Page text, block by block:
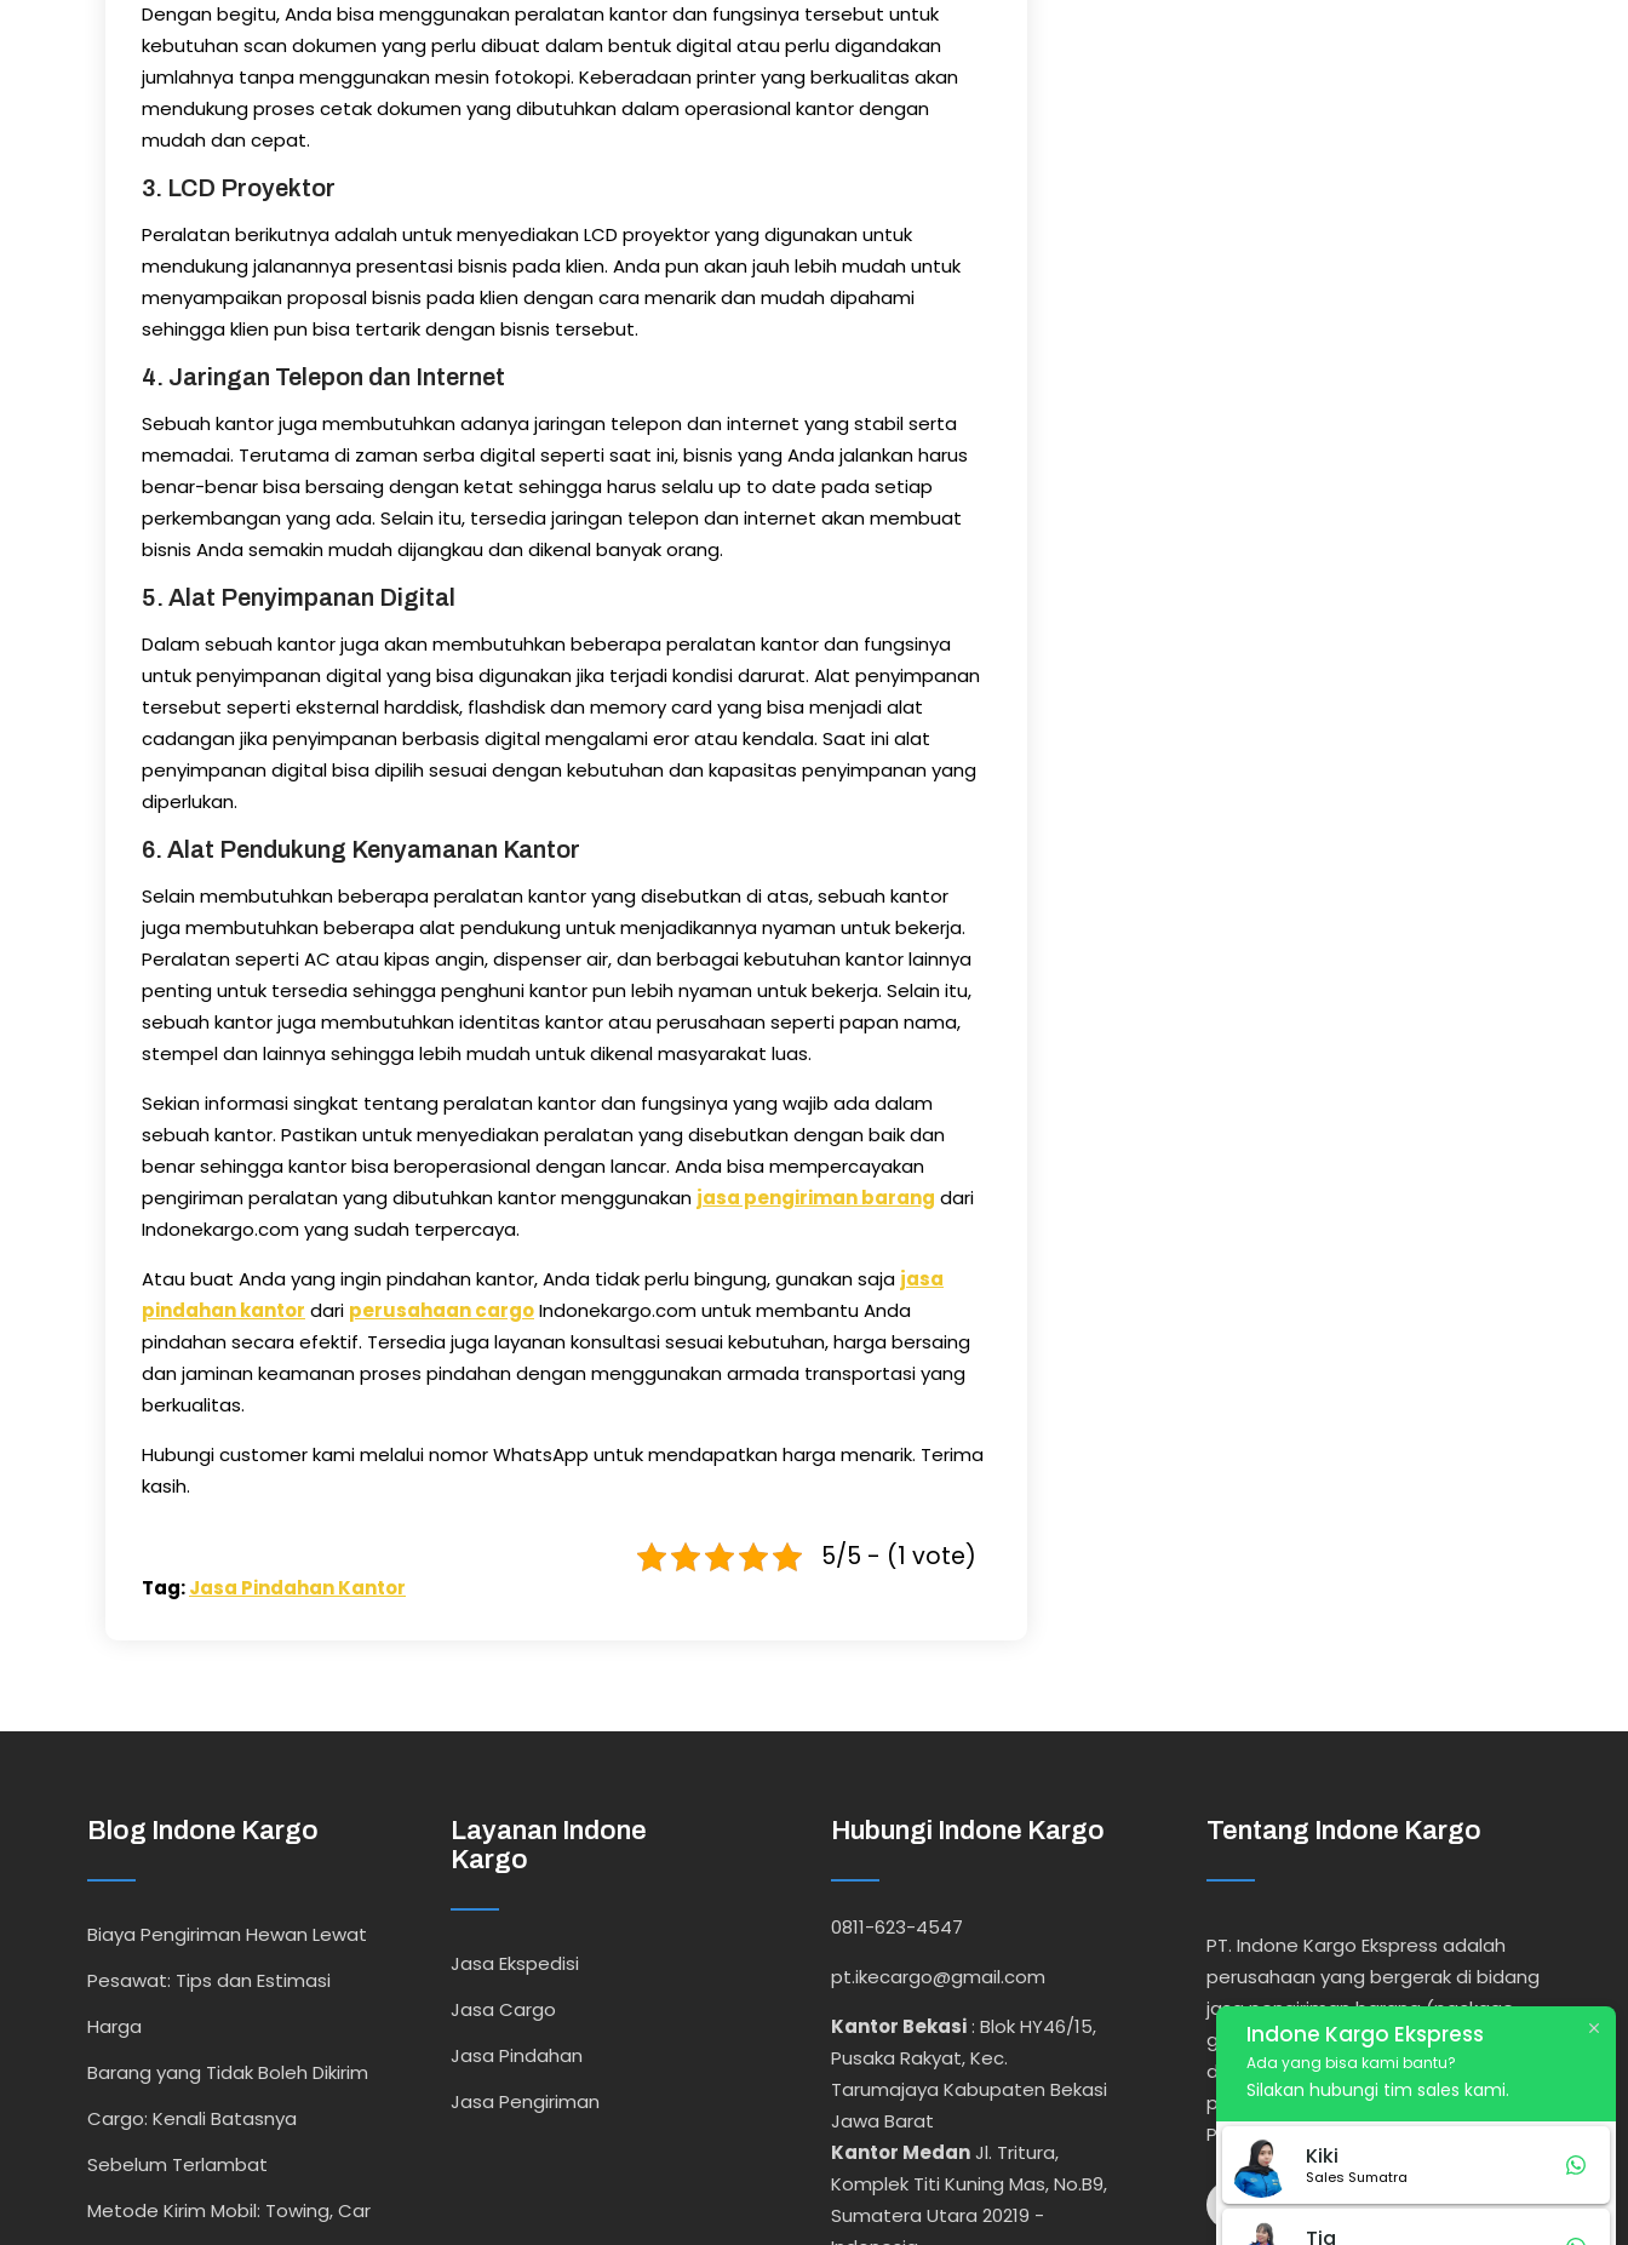
Dengan begitu, Anda bisa menggunakan peralatan kantor dan fungsinya tersebut untuk
kebutuhan scan dokumen yang perlu dibuat dalam bentuk digital atau perlu digandakan
jumlahnya tanpa menggunakan mesin fotokopi. Keberadaan printer yang berkualitas akan
mendukung proses cetak dokumen yang dibutuhkan dalam operasional kantor dengan
mudah dan cepat.
3. LCD Proyektor
Peralatan berikutnya adalah untuk menyediakan LCD proyektor yang digunakan untuk
mendukung jalanannya presentasi bisnis pada klien. Anda pun akan jauh lebih mudah untuk
menyampaikan proposal bisnis pada klien dengan cara menarik dan mudah dipahami
sehingga klien pun bisa tertarik dengan bisnis tersebut.
4. Jaringan Telepon dan Internet
Sebuah kantor juga membutuhkan adanya jaringan telepon dan internet yang stabil serta
memadai. Terutama di zaman serba digital seperti saat ini, bisnis yang Anda jalankan harus
benar-benar bisa bersaing dengan ketat sehingga harus selalu up to date pada setiap
perkembangan yang ada. Selain itu, tersedia jaringan telepon dan internet akan membuat
bisnis Anda semakin mudah dijangkau dan dikenal banyak orang.
5. Alat Penyimpanan Digital
Dalam sebuah kantor juga akan membutuhkan beberapa peralatan kantor dan fungsinya
untuk penyimpanan digital yang bisa digunakan jika terjadi kondisi darurat. Alat penyimpanan
tersebut seperti eksternal harddisk, flashdisk dan memory card yang bisa menjadi alat
cadangan jika penyimpanan berbasis digital mengalami eror atau kendala. Saat ini alat
penyimpanan digital bisa dipilih sesuai dengan kebutuhan dan kapasitas penyimpanan yang
diperlukan.
6. Alat Pendukung Kenyamanan Kantor
Selain membutuhkan beberapa peralatan kantor yang disebutkan di atas, sebuah kantor
juga membutuhkan beberapa alat pendukung untuk menjadikannya nyaman untuk bekerja.
Peralatan seperti AC atau kipas angin, dispenser air, dan berbagai kebutuhan kantor lainnya
penting untuk tersedia sehingga penghuni kantor pun lebih nyaman untuk bekerja. Selain itu,
sebuah kantor juga membutuhkan identitas kantor atau perusahaan seperti papan nama,
stempel dan lainnya sehingga lebih mudah untuk dikenal masyarakat luas.
Sekian informasi singkat tentang peralatan kantor dan fungsinya yang wajib ada dalam
sebuah kantor. Pastikan untuk menyediakan peralatan yang disebutkan dengan baik dan
benar sehingga kantor bisa beroperasional dengan lancar. Anda bisa mempercayakan
pengiriman peralatan yang dibutuhkan kantor menggunakan jasa pengiriman barang dari
Indonekargo.com yang sudah terpercaya.
Atau buat Anda yang ingin pindahan kantor, Anda tidak perlu bingung, gunakan saja jasa
pindahan kantor dari perusahaan cargoIndonekargo.com untuk membantu Anda
pindahan secara efektif. Tersedia juga layanan konsultasi sesuai kebutuhan, harga bersaing
dan jaminan keamanan proses pindahan dengan menggunakan armada transportasi yang
berkualitas.
Hubungi customer kami melalui nomor WhatsApp untuk mendapatkan harga menarik. Terima
kasih.
5/5 - (1 vote)
Tag:Jasa Pindahan Kantor
Blog Indone Kargo
Biaya Pengiriman Hewan Lewat
Pesawat: Tips dan Estimasi
Harga
Barang yang Tidak Boleh Dikirim
Cargo: Kenali Batasnya
Sebelum Terlambat
Metode Kirim Mobil: Towing, Car
Layanan Indone
Kargo
Jasa Ekspedisi
Jasa Cargo
Jasa Pindahan
Jasa Pengiriman
Hubungi Indone Kargo
0811-623-4547
pt.ikecargo@gmail.com
Kantor Bekasi: Blok HY46/15,
Pusaka Rakyat, Kec.
Tarumajaya Kabupaten Bekasi
Jawa Barat
Kantor MedanJl. Tritura,
Komplek Titi Kuning Mas, No.B9,
Sumatera Utara 20219 -
Tentang Indone Kargo
PT. Indone Kargo Ekspress adalah
perusahaan yang bergerak di bidang
jasa pengiriman barang (package,
general cargo, dsb) melalui udara,
darat maupun laut dengan
pelayanan Door To Door, Port To
Port, Port To Door, Door To Port.
Indone Kargo Ekspress
Ada yang bisa kami bantu?
Silakan hubungi tim sales kami.
Kiki
Sales Sumatra
Tia